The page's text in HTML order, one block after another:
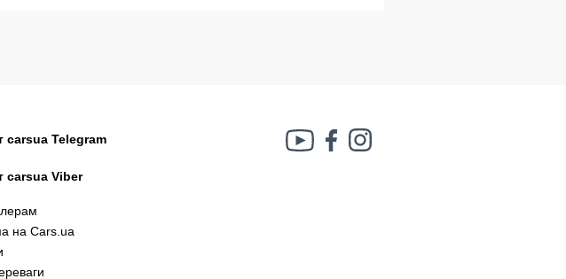
carsua Telegram
carsua Viber
на Cars.ua